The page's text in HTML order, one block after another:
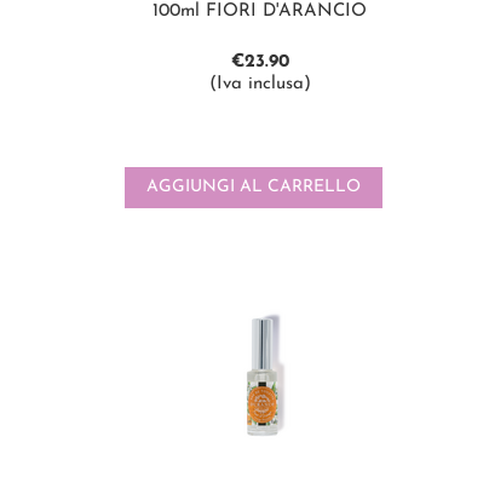
100ml FIORI D'ARANCIO
€23.90
(Iva inclusa)
AGGIUNGI AL CARRELLO